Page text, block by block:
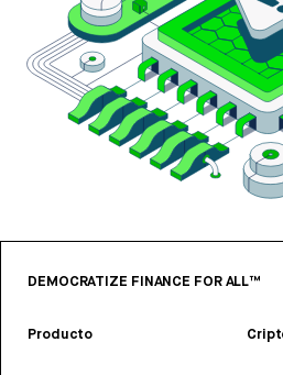
DEMOCRATIZE FINANCE FOR ALL™
Producto